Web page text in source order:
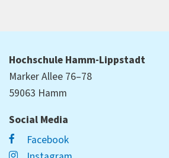
Hochschule Hamm-Lippstadt
Marker Allee 76–78
59063 Hamm
Social Media
Facebook